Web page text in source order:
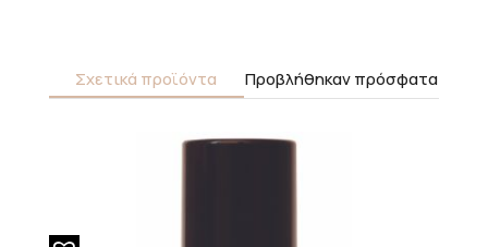
Σχετικά προϊόντα Προβλήθηκαν πρόσφατα